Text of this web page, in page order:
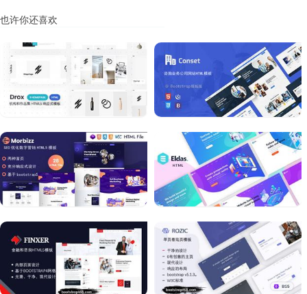
也许你还喜欢